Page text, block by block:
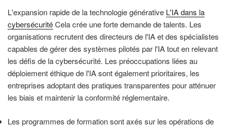
L'expansion rapide de la technologie générative L'IA dans la
cybersécuritéCela crée une forte demande de talents. Les
organisations recrutent des directeurs de l'IA et des spécialistes
capables de gérer des systèmes pilotés par l'IA tout en relevant
les défis de la cybersécurité. Les préoccupations liées au
déploiement éthique de l'IA sont également prioritaires, les
entreprises adoptant des pratiques transparentes pour atténuer
les biais et maintenir la conformité réglementaire.
Les programmes de formation sont axés sur les opérations de